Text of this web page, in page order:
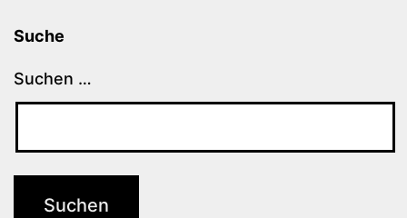
Suche
Suchen …